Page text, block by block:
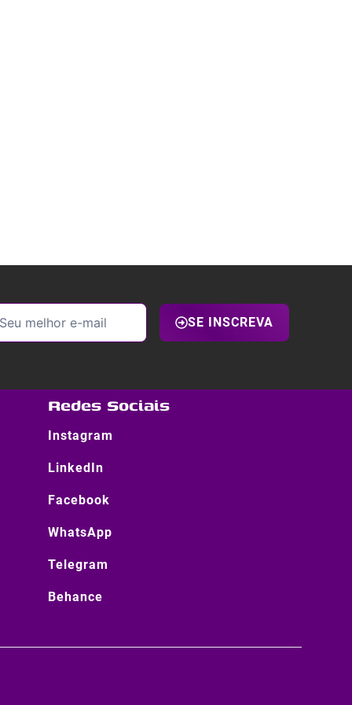
SE INSCREVA
Redes Sociais
Instagram
LinkedIn
Facebook
WhatsApp
Telegram
Behance